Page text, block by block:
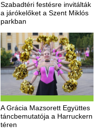
Szabadtéri festésre invitálták
a járókelőket a Szent Miklós
parkban
A Grácia Mazsorett Együttes
táncbemutatója a Harruckern
téren